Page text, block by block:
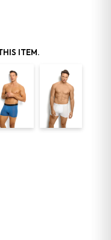
ITEM.